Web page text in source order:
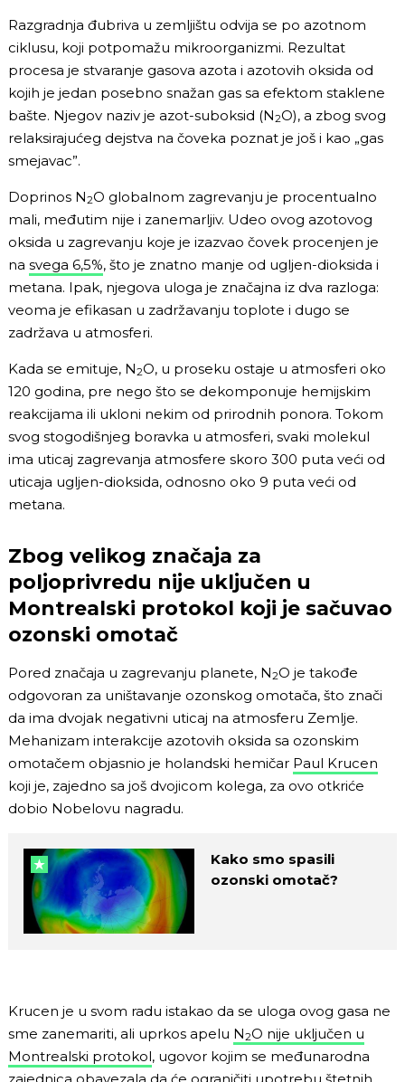
Razgradnja đubriva u zemljištu odvija se po azotnom
ciklusu, koji potpomažu mikroorganizmi. Rezultat
procesa je stvaranje gasova azota i azotovih oksida od
kojih je jedan posebno snažan gas sa efektom staklene
bašte. Njegov naziv je azot-suboksid (N2O), a zbog svog
relaksirajućeg dejstva na čoveka poznat je još i kao „gas
smejavac”.
Doprinos N2O globalnom zagrevanju je procentualno
mali, međutim nije i zanemarljiv. Udeo ovog azotovog
oksida u zagrevanju koje je izazvao čovek procenjen je
na svega 6,5%, što je znatno manje od ugljen-dioksida i
metana. Ipak, njegova uloga je značajna iz dva razloga:
veoma je efikasan u zadržavanju toplote i dugo se
zadržava u atmosferi.
Kada se emituje, N2O, u proseku ostaje u atmosferi oko
120 godina, pre nego što se dekomponuje hemijskim
reakcijama ili ukloni nekim od prirodnih ponora. Tokom
svog stogodišnjeg boravka u atmosferi, svaki molekul
ima uticaj zagrevanja atmosfere skoro 300 puta veći od
uticaja ugljen-dioksida, odnosno oko 9 puta veći od
metana.
Zbog velikog značaja za
poljoprivredu nije uključen u
Montrealski protokol koji je sačuvao
ozonski omotač
Pored značaja u zagrevanju planete, N2O je takođe
odgovoran za uništavanje ozonskog omotača, što znači
da ima dvojak negativni uticaj na atmosferu Zemlje.
Mehanizam interakcije azotovih oksida sa ozonskim
omotačem objasnio je holandski hemičar Paul Krucen
koji je, zajedno sa još dvojicom kolega, za ovo otkriće
dobio Nobelovu nagradu.
Kako smo spasili
ozonski omotač?
Krucen je u svom radu istakao da se uloga ovog gasa ne
sme zanemariti, ali uprkos apelu N2O nije uključen u
Montrealski protokol, ugovor kojim se međunarodna
zajednica obavezala da će ograničiti upotrebu štetnih